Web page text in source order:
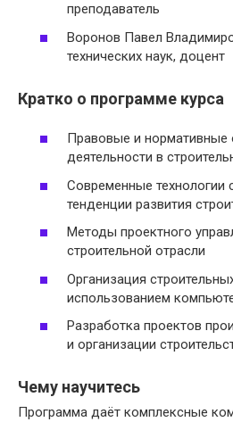
преподаватель
Воронов Павел
технических наук, доцент
Кратко о программе курса
Правовые и нормативные
деятельности в
Современные технологии
тенденции развития
Методы проектного
строительной отрасли
Организация
использованием
Разработка проектов
и организации
Чему научитесь
Программа даёт комплексные